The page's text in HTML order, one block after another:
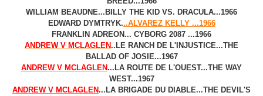
WILLIAM BEAUDNE...BILLY THE KID VS. DRACULA...1966
EDWARD DYMTRYK...ALVAREZ KELLY ...1966
FRANKLIN ADREON... CYBORG 2087 ...1966
ANDREW V MCLAGLEN..LE RANCH DE L'INJUSTICE...THE
BALLAD OF JOSIE...1967
ANDREW V MCLAGLEN...LA ROUTE DE L'OUEST...THE WAY
WEST...1967
ANDREW V MCLAGLEN...LA BRIGADE DU DIABLE...THE DEVIL'S